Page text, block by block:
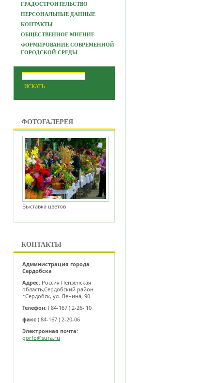
ГРАДОСТРОИТЕЛЬСТВО
ПЕРСОНАЛЬНЫЕ ДАННЫЕ
КОНТАКТЫ
ОБЩЕСТВЕННОЕ МНЕНИЕ
ФОРМИРОВАНИЕ СОВРЕМЕННОЙ
ГОРОДСКОЙ СРЕДЫ
ФОТОГАЛЕРЕЯ
Выставка цветов
КОНТАКТЫ
Администрация города
Сердобска
Адрес: Россия Пензенская
область,Сердобский район
г.Сердобск, ул. Ленина, 90
Телефон: ( 84-167 ) 2-26- 10
факс ( 84-167 ) 2-20-06
Электронная почта:
gorfo@sura.ru